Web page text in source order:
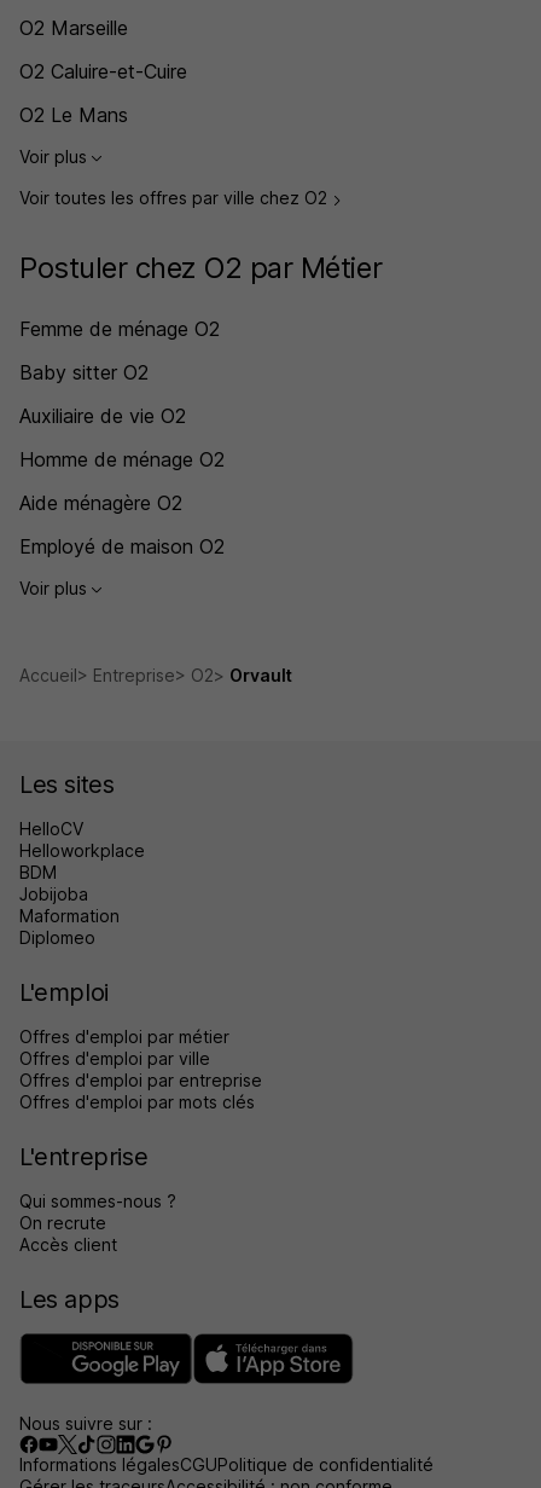
O2 Marseille
O2 Caluire-et-Cuire
O2 Le Mans
Voir plus
Voir toutes les offres par ville chez O2
Postuler chez O2 par Métier
Femme de ménage O2
Baby sitter O2
Auxiliaire de vie O2
Homme de ménage O2
Aide ménagère O2
Employé de maison O2
Voir plus
Accueil Entreprise O2 Orvault
Les sites
HelloCV
Helloworkplace
BDM
Jobijoba
Maformation
Diplomeo
L'emploi
Offres d'emploi par métier
Offres d'emploi par ville
Offres d'emploi par entreprise
Offres d'emploi par mots clés
L'entreprise
Qui sommes-nous ?
On recrute
Accès client
Les apps
Nous suivre sur :
Informations légalesCGUPolitique de confidentialité